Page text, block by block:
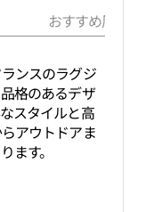
おすすめ周辺
ンスのラグジ
格のあるデザ
スタイルと高
アウトドアま
ます。